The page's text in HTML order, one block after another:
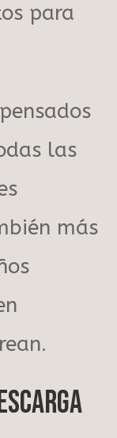
para
las
más